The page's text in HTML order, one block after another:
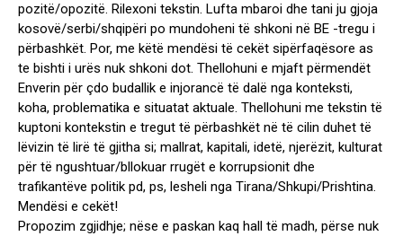
pozitë/opozitë. Rilexoni tekstin. Lufta mbaroi dhe tani ju gjoja
kosovë/serbi/shqipëri po mundoheni të shkoni në BE -tregu i
përbashkët. Por, me këtë mendësi të cekët sipërfaqësore as
te bishti i urës nuk shkoni dot. Thellohuni e mjaft përmendët
Enverin për çdo budallik e injorancë të dalë nga konteksti,
koha, problematika e situatat aktuale. Thellohuni me tekstin të
kuptoni kontekstin e tregut të përbashkët në të cilin duhet të
lëvizin të lirë të gjitha si; mallrat, kapitali, idetë, njerëzit, kulturat
për të ngushtuar/bllokuar rrugët e korrupsionit dhe
trafikantëve politik pd, ps, lesheli nga Tirana/Shkupi/Prishtina.
Mendësi e cekët!
Propozim zgjidhje; nëse e paskan kaq hall të madh, përse nuk